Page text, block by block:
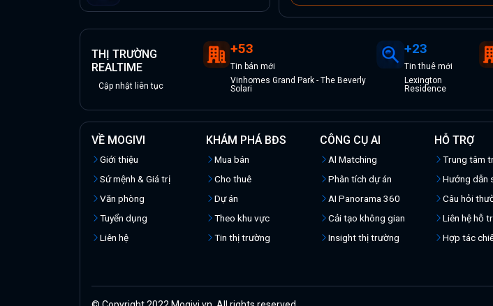
THỊ TRƯỜNG
REALTIME
Cập nhật liên tục
+53
Tin bán mới
Vinhomes Grand Park - The Beverly
Solari
+23
Tinthuê mới
Lexington
Residence
VỀ MOGIVI
Giới thiệu
Sứ mệnh & Giá trị
Văn phòng
Tuyển dụng
Liên hệ
KHÁM PHÁ BĐS
Mua bán
Cho thuê
Dự án
Theo khu vực
Tin thị trường
CÔNG CỤ AI
Al Matching
Phân tích dự án
AI Panorama 360
Cải tạo không gian
Insight thị trường
HỖ TRỢ
Trung tâm
Hướng dẫn
Câu hỏi
Liên hệ hỗ
Hợp tác